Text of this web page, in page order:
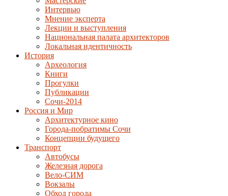
Интервью
Мнение эксперта
Лекции и выступления
Национальная палата архитекторов
Локальная идентичность
История
Археология
Книги
Прогулки
Публикации
Сочи-2014
Россия и Мир
Архитектурное кино
Города-побратимы Сочи
Концепции будущего
Транспорт
Автобусы
Железная дорога
Вело-СИМ
Вокзалы
Обход города